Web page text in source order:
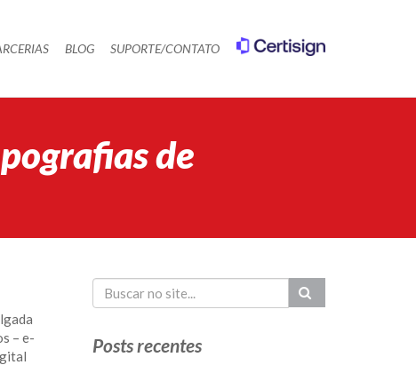
BLOG SUPORTE/CONTATO
de
– e-
Posts recentes